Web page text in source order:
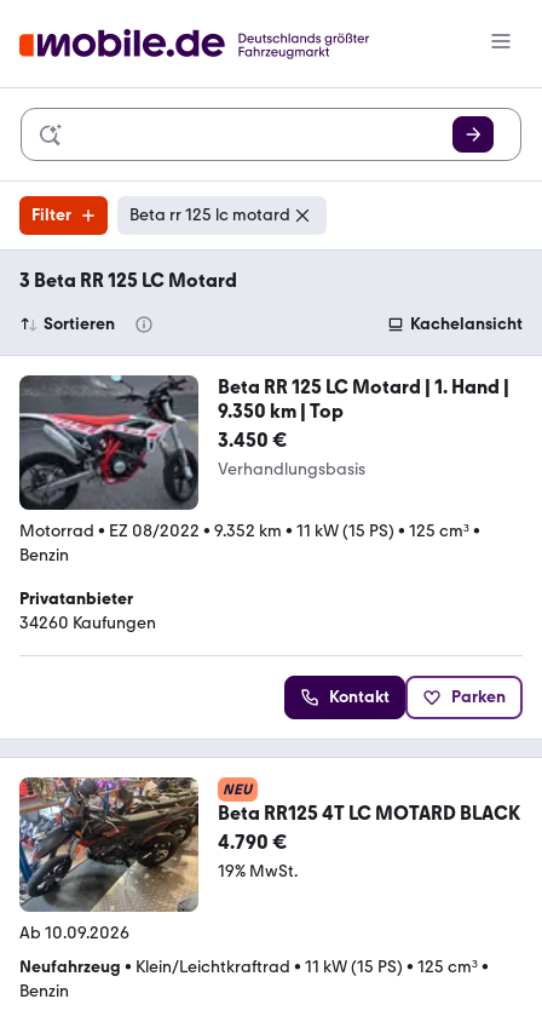
Filter Beta rr 125 lc motard
3 Beta RR 125 LC Motard
Sortieren Kachelansicht
Beta RR 125 LC Motard | 1. Hand |
9.350 km | Top
3.450 €
Verhandlungsbasis
Motorrad • EZ 08/2022 • 9.352 km • 11 kW (15 PS) • 125 cm³•
Benzin
Privatanbieter
34260 Kaufungen
Kontakt Parken
NEU
Beta RR125 4T LC MOTARD BLACK
4.790 €
19% MwSt.
Ab 10.09.2026
Neufahrzeug • Klein/Leichtkraftrad • 11 kW (15 PS) • 125 cm³•
Benzin